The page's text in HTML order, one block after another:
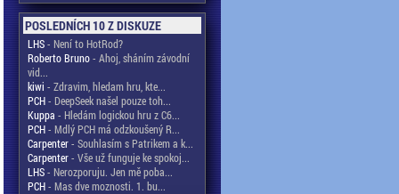
POSLEDNÍCH 10 Z DISKUZE
LHS- Není to HotRod?
Roberto Bruno- Ahoj, sháním závodní
vid...
kiwi - Zdravim, hledam hru, kte...
PCH- DeepSeek našel pouze toh...
Kuppa - Hledám logickou hru z C6...
PCH- Mdlý PCH má odzkoušený R...
Carpenter- Souhlasím s Patrikem a k...
Carpenter- Vše už funguje ke spokoj...
LHS- Nerozporuju. Jen mě poba...
PCH- Mas dve moznosti. 1. bu...